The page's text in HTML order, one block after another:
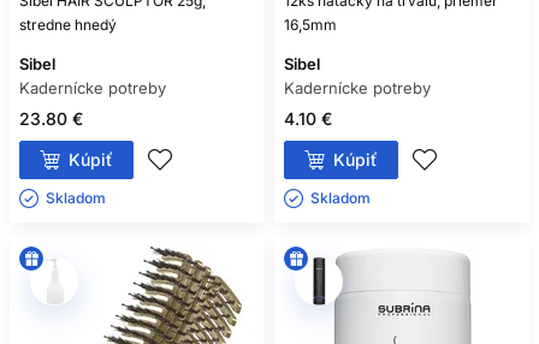
stredne hnedý
Sibel
Kadernícke potreby
23.80 €
Kúpiť
Skladom ㅤ
16,5mm
Sibel
Kadernícke potreby
4.10 €
Kúpiť
Skladom ㅤ